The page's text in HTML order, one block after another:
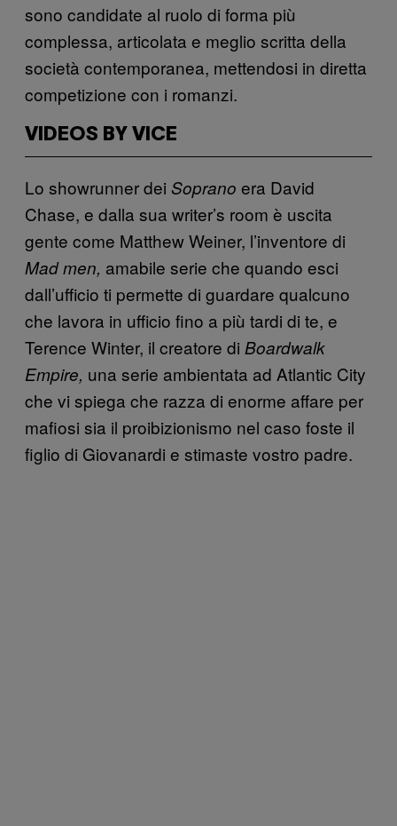
sono candidate al ruolo di forma più
complessa, articolata e meglio scritta della
società contemporanea, mettendosi in diretta
competizione con i romanzi.
VIDEOS BY VICE
Lo showrunner dei Soprano era David
Chase, e dalla sua writer’s room è uscita
gente come Matthew Weiner, l’inventore di
Mad men, amabile serie che quando esci
dall’ufficio ti permette di guardare qualcuno
che lavora in ufficio fino a più tardi di te, e
Terence Winter, il creatore di Boardwalk
Empire, una serie ambientata ad Atlantic City
che vi spiega che razza di enorme affare per
mafiosi sia il proibizionismo nel caso foste il
figlio di Giovanardi e stimaste vostro padre.